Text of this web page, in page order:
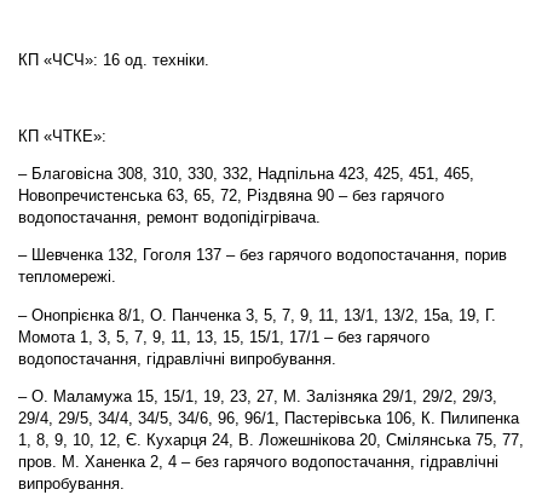
КП «ЧСЧ»: 16 од. техніки.
КП «ЧТКЕ»:
– Благовісна 308, 310, 330, 332, Надпільна 423, 425, 451, 465,
Новопречистенська 63, 65, 72, Різдвяна 90 – без гарячого
водопостачання, ремонт водопідігрівача.
– Шевченка 132, Гоголя 137 – без гарячого водопостачання, порив
тепломережі.
– Онопрієнка 8/1, О. Панченка 3, 5, 7, 9, 11, 13/1, 13/2, 15а, 19, Г.
Момота 1, 3, 5, 7, 9, 11, 13, 15, 15/1, 17/1 – без гарячого
водопостачання, гідравлічні випробування.
– О. Маламужа 15, 15/1, 19, 23, 27, М. Залізняка 29/1, 29/2, 29/3,
29/4, 29/5, 34/4, 34/5, 34/6, 96, 96/1, Пастерівська 106, К. Пилипенка
1, 8, 9, 10, 12, Є. Кухарця 24, В. Ложешнікова 20, Смілянська 75, 77,
пров. М. Ханенка 2, 4 – без гарячого водопостачання, гідравлічні
випробування.